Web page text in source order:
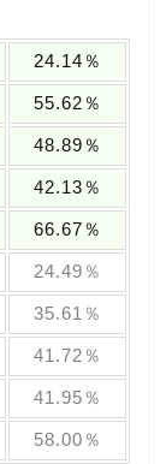
24.14％
55.62％
48.89％
42.13％
66.67％
24.49％
35.61％
41.72％
41.95％
58.00％